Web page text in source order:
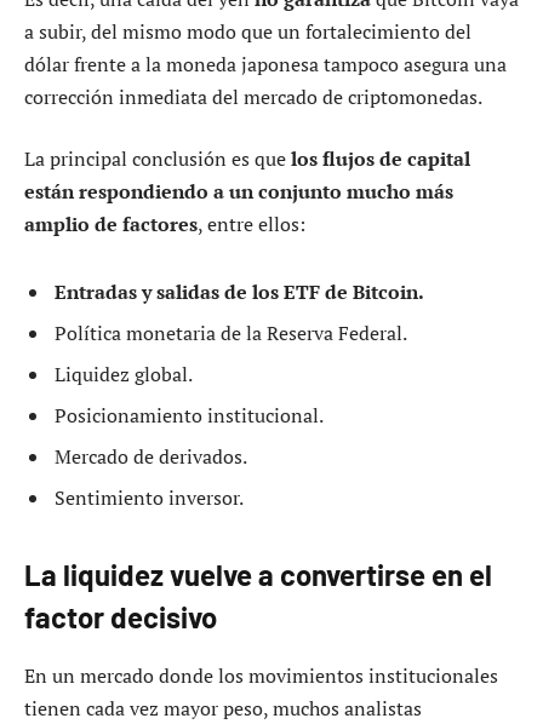
a subir, del mismo modo que un fortalecimiento del
dólar frente a la moneda japonesa tampoco asegura una
corrección inmediata del mercado de criptomonedas.
La principal conclusión es quelos flujos de capital
están respondiendo a un conjunto mucho más
amplio de factores, entre ellos:
Entradas y salidas de los ETF de Bitcoin.
Política monetaria de la Reserva Federal.
Liquidez global.
Posicionamiento institucional.
Mercado de derivados.
Sentimiento inversor.
La liquidez vuelve a convertirse en el
factor decisivo
En un mercado donde los movimientos institucionales
tienen cada vez mayor peso, muchos analistas